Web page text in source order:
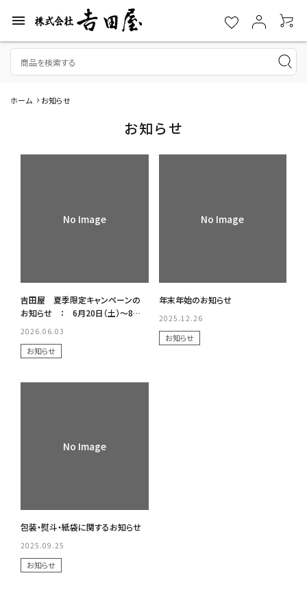
menu
ホーム お知らせ
お知らせ
No Image
吉田屋 夏季限定キャンペーンの
お知らせ ： 6月20日（土）～8月
2026.06.03
お知らせ
No Image
年末年始のお知らせ
2025.12.26
お知らせ
No Image
包装・熨斗・紙袋に関するお知らせ
2025.09.25
お知らせ